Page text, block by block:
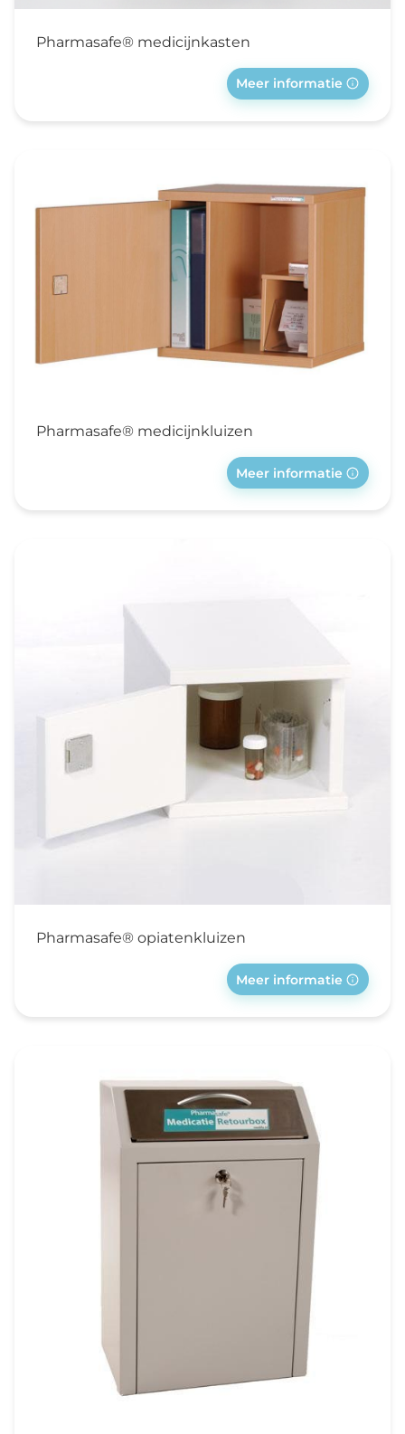
Pharmasafe® medicijnkasten
Meer informatie
Pharmasafe® medicijnkluizen
Meer informatie
Pharmasafe® opiatenkluizen
Meer informatie